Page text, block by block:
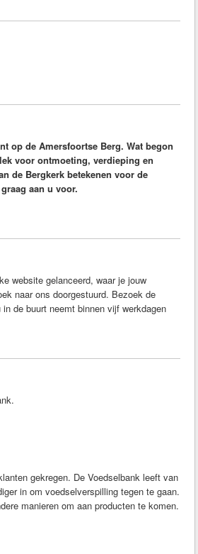
op de Amersfoortse Berg. Wat begon
voor ontmoeting, verdieping en
de Bergkerk betekenen voor de
aan u voor.
website gelanceerd, waar je jouw
naar ons doorgestuurd. Bezoek de
de buurt neemt binnen vijf werkdagen
gekregen. De Voedselbank leeft van
in om voedselverspilling tegen te gaan.
manieren om aan producten te komen.